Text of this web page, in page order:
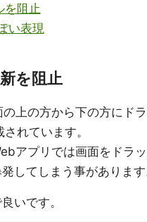
を阻止
い表現
を阻止
上の方から下の方にド
れています。
アプリでは画面をドラ
してしまう事があります
いです。